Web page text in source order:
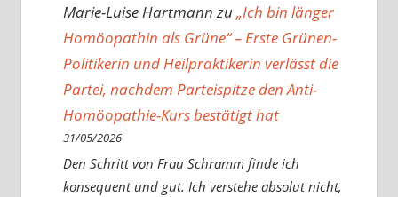
Marie-Luise Hartmannzu„Ich bin länger
Homöopathin als Grüne“ – Erste Grünen-
Politikerin und Heilpraktikerin verlässt die
Partei, nachdem Parteispitze den Anti-
Homöopathie-Kurs bestätigt hat
31/05/2026
Den Schritt von Frau Schramm finde ich
konsequent und gut. Ich verstehe absolut nicht,